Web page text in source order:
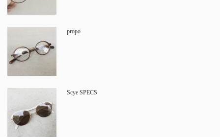
propo
Scye SPECS